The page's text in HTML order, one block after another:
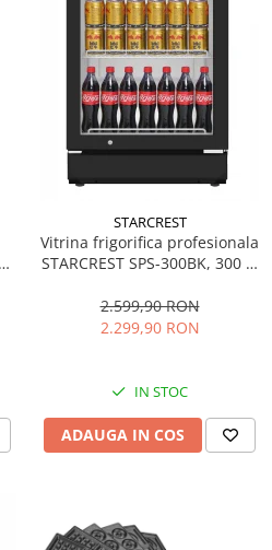
STARCREST
Vitrina frigorifica profesionala
STARCREST SPS-300BK, 300 L,
LED, H 169.5 cm, Negru
2.599,90 RON
2.299,90 RON
IN STOC
ADAUGA IN COS